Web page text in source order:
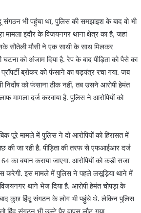
संगठन भी पहुंचा था, पुलिस की समझाइश के बाद वो भी
इंदौर के विजयनगर थाना क्षेत्र का है, जहां
सौतेली मौसी ने एक साथी के साथ मिलकर
को अंजाम दिया है. रेप के बाद पीड़िता को पैसे का
ब्रोकर को फंसाने का षड्यंत्र रचा गया. जब
निर्दोष को फंसाना ठीक नहीं, तब उसने आरोपी हेमंत
मामला दर्ज करवाया है. पुलिस ने आरोपियों को
पूरे मामले में पुलिस ने दो आरोपियों को हिरासत में
की जा रही है. पीड़िता की तरफ से एफआईआर दर्ज
का बयान कराया जाएगा. आरोपियों को कड़ी सजा
करेगी. इस मामले में पुलिस ने पहले लसूड़िया थाने में
थाने भेज दिया है. आरोपी हेमंत चोपड़ा के
बाद कुछ हिंदू संगठन के लोग भी पहुंचे थे. लेकिन पुलिस
हिंदू संगठन भी उल्टे पैर वापस लौट गया.